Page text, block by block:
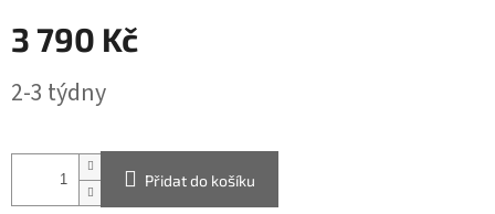
3 790 Kč
cena:
2-3 týdny
Přidat do košíku